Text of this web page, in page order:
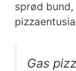
sprød
Gas